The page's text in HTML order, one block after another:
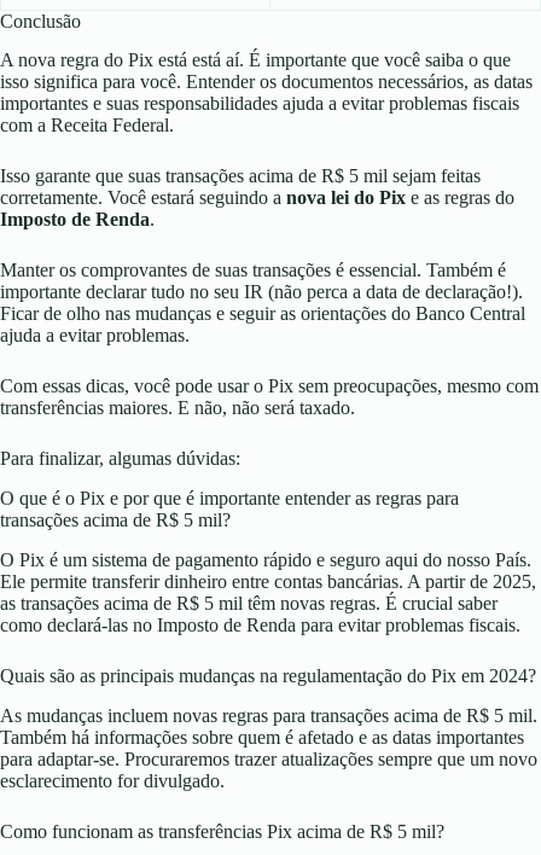
Conclusão
A nova regra do Pix está está aí. É importante que você saiba o que
isso significa para você. Entender os documentos necessários, as datas
importantes e suas responsabilidades ajuda a evitar problemas fiscais
com a Receita Federal.
Isso garante que suas transações acima de R$ 5 mil sejam feitas
corretamente. Você estará seguindo a nova lei do Pix e as regras do
Imposto de Renda.
Manter os comprovantes de suas transações é essencial. Também é
importante declarar tudo no seu IR (não perca a data de declaração!).
Ficar de olho nas mudanças e seguir as orientações do Banco Central
ajuda a evitar problemas.
Com essas dicas, você pode usar o Pix sem preocupações, mesmo com
transferências maiores. E não, não será taxado.
Para finalizar, algumas dúvidas:
O que é o Pix e por que é importante entender as regras para
transações acima de R$ 5 mil?
O Pix é um sistema de pagamento rápido e seguro aqui do nosso País.
Ele permite transferir dinheiro entre contas bancárias. A partir de 2025,
as transações acima de R$ 5 mil têm novas regras. É crucial saber
como declará-las no Imposto de Renda para evitar problemas fiscais.
Quais são as principais mudanças na regulamentação do Pix em 2024?
As mudanças incluem novas regras para transações acima de R$ 5 mil.
Também há informações sobre quem é afetado e as datas importantes
para adaptar-se. Procuraremos trazer atualizações sempre que um novo
esclarecimento for divulgado.
Como funcionam as transferências Pix acima de R$ 5 mil?